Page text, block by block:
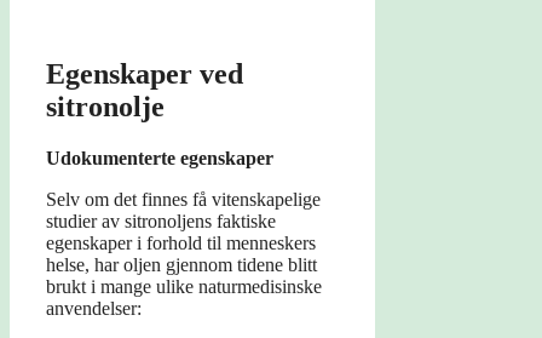
Egenskaper ved
sitronolje
Udokumenterte egenskaper
Selv om det finnes få vitenskapelige
studier av sitronoljens faktiske
egenskaper i forhold til menneskers
helse, har oljen gjennom tidene blitt
brukt i mange ulike naturmedisinske
anvendelser: